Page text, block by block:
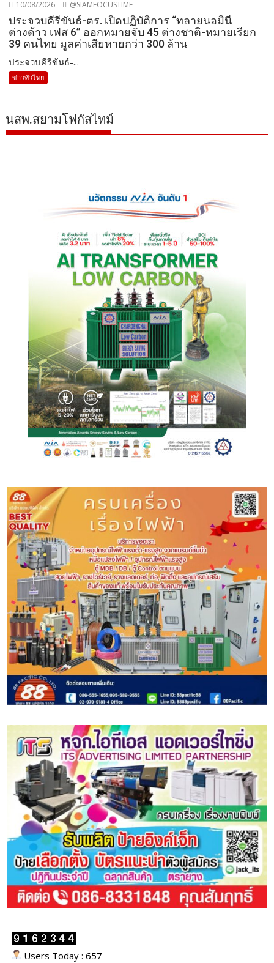
10/08/2026 @SIAMFOCUSTIME
ประจวบคีรีขันธ์-ตร. เปิดปฏิบัติการ “ทลายนอมินี
ต่างด้าว เฟส 6” ออกหมายจับ 45 ต่างชาติ-หมายเรียก
39 คนไทย มูลค่าเสียหายกว่า 300 ล้าน
ประจวบคีรีขันธ์-...
ข่าวทั่วไทย
นสพ.สยามโฟกัสไทม์
Users Today : 657